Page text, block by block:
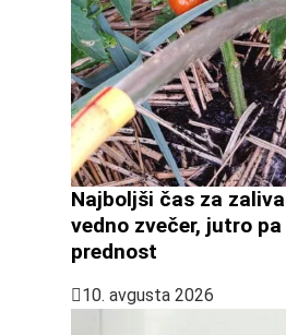
Najboljši čas za
vedno zvečer, jutro
prednost
10. avgusta 2026